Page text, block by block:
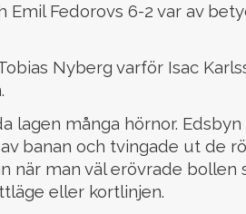
Emil Fedorovs 6-2 var av
Nyberg varför Isac
lagen många hörnor.
banan och tvingade ut de
när man väl erövrade
eller kortlinjen.